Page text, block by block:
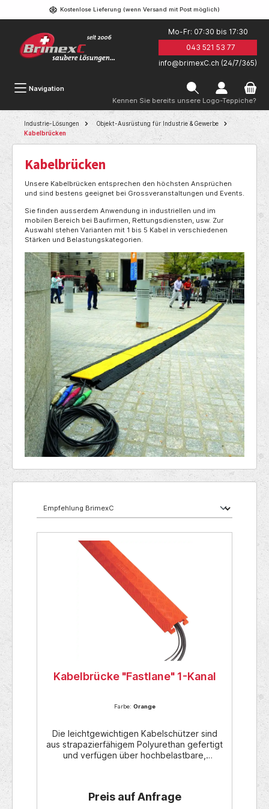
Kostenlose Lieferung (wenn Versand mit Post möglich)
Mo-Fr: 07:30 bis 17:30
043 521 53 77
info@brimexC.ch (24/7/365)
Navigation
Kennen Sie bereits unsere Logo-Teppiche?
Industrie-Lösungen
Objekt-Ausrüstung für Industrie & Gewerbe
Kabelbrücken
Kabelbrücken
Unsere Kabelbrücken entsprechen den höchsten Ansprüchen
und sind bestens geeignet bei Grossveranstaltungen und Events.
Sie finden ausserdem Anwendung in industriellen und im
mobilen Bereich bei Baufirmen, Rettungsdiensten, usw. Zur
Auswahl stehen Varianten mit 1 bis 5 Kabel in verschiedenen
Stärken und Belastungskategorien.
Kabelbrücke "Fastlane" 1-Kanal
Farbe: Orange
Die leichtgewichtigen Kabelschützer sind
aus strapazierfähigem Polyurethan gefertigt
und verfügen über hochbelastbare,
Fussgängerverkehr. Diese flachen
Preis auf Anfrage